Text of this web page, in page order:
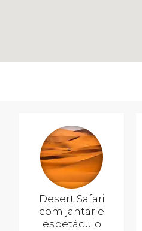
Desert Safari
com jantar e
espetáculo